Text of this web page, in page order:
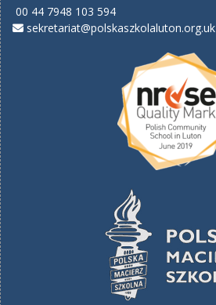
00 44 7948 103 594
sekretariat@polskaszkolaluton.org.uk